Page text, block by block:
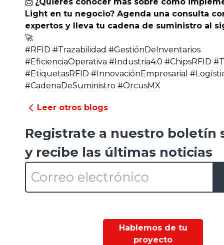
Light en tu negocio? Agenda una consulta
expertos y lleva tu cadena de suministro al
🚀
#RFID #Trazabilidad #GestiónDeInventarios
#EficienciaOperativa #Industria4.0 #ChipsRFID
#EtiquetasRFID #InnovaciónEmpresarial
#CadenaDeSuministro #OrcusMX
Leer otros blogs
Registrate a nuestro boletín
y recibe las últimas noticias
Hablemos de tu
proyecto